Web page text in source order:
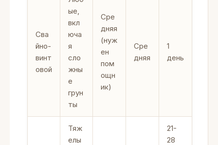
Сва
йно-
винт
овой
ые,
вкл
юча
я
сло
жны
е
грун
ты
Сре
дняя
(нуж
ен
пом
ощн
ик)
Сре
дняя
1
день
Тяж
елы
21-
28